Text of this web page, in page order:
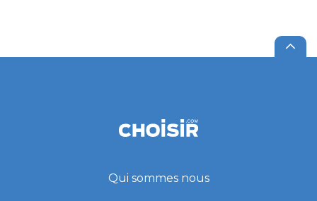
Qui sommes nous